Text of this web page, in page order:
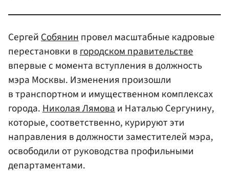
СергейСобянинпровел масштабные кадровые
перестановки вгородском правительстве
впервые с момента вступления в должность
мэра Москвы. Изменения произошли
в транспортном и имущественном комплексах
города.Николая Лямоваи Наталью Сергунину,
которые, соответственно, курируют эти
направления в должности заместителей мэра,
освободили от руководства профильными
департаментами.